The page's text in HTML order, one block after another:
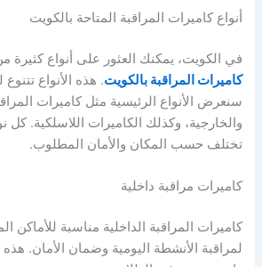
أنواع كاميرات المراقبة المتاحة بالكويت
في الكويت، يمكنك العثور على أنواع كثيرة
كاميرات المراقبة بالكويت. هذه الأنواع
سنعرض الأنواع الرئيسية مثل كاميرات
والخارجية، وكذلك الكاميرات اللاسلكية.
تختلف حسب المكان والأمان المطلوب.
كاميرات مراقبة داخلية
كاميرات المراقبة الداخلية مناسبة للأماكن
لمراقبة الأنشطة اليومية وضمان الأمان.